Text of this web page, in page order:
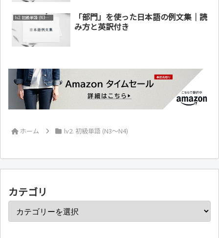
lv2. 初級単語 (N3～N4)
「部門」を使った日本語の例文集｜読
み方と英訳付き
ホーム lv2. 初級単語 (N3～N4)
カテゴリ